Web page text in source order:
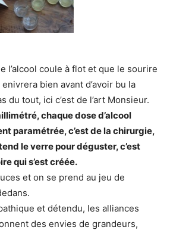
l’alcool coule à flot et que le sourire
bien avant d’avoir bu la
du tout, ici c’est de l’art Monsieur.
chaque dose d’alcool
paramétrée, c’est de la chirurgie,
le verre pour déguster, c’est
qui s’est créée.
et on se prend au jeu de
et détendu, les alliances
des envies de grandeurs,